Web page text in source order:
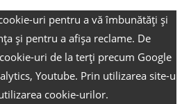
uri pentru a vă îmbunătăți și
și pentru a afișa reclame. De
uri de la terți precum Google
Youtube. Prin utilizarea site-
cookie-urilor.